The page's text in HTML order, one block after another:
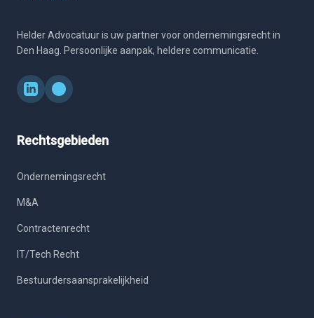
Helder Advocatuur is uw partner voor ondernemingsrecht in
Den Haag. Persoonlijke aanpak, heldere communicatie.
Rechtsgebieden
Ondernemingsrecht
M&A
Contractenrecht
IT/Tech Recht
Bestuurdersaansprakelijkheid